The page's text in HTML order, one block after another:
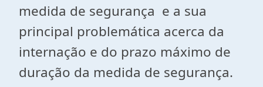
medida de segurança e a sua
principal problemática acerca da
internação e do prazo máximo de
duração da medida de segurança.